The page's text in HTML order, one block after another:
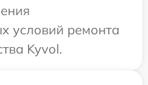
условий ремонта
Kyvol.